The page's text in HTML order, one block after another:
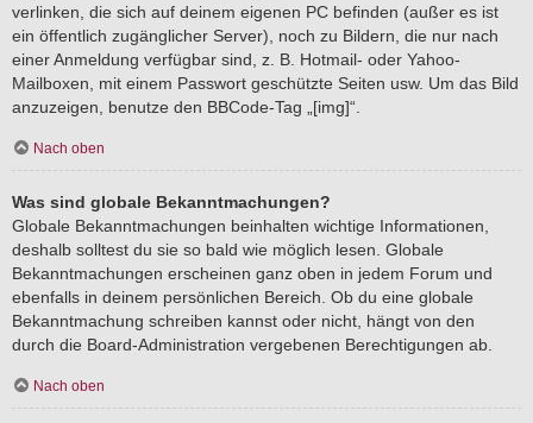
verlinken, die sich auf deinem eigenen PC befinden (außer es ist
ein öffentlich zugänglicher Server), noch zu Bildern, die nur nach
einer Anmeldung verfügbar sind, z. B. Hotmail- oder Yahoo-
Mailboxen, mit einem Passwort geschützte Seiten usw. Um das Bild
anzuzeigen, benutze den BBCode-Tag „[img]“.
Nach oben
Was sind globale Bekanntmachungen?
Globale Bekanntmachungen beinhalten wichtige Informationen,
deshalb solltest du sie so bald wie möglich lesen. Globale
Bekanntmachungen erscheinen ganz oben in jedem Forum und
ebenfalls in deinem persönlichen Bereich. Ob du eine globale
Bekanntmachung schreiben kannst oder nicht, hängt von den
durch die Board-Administration vergebenen Berechtigungen ab.
Nach oben